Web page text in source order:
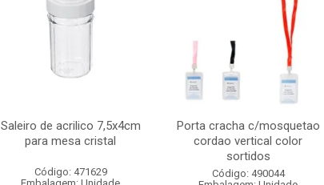
Saleiro de acrilico 7,5x4cm
para mesa cristal
Código: 471629
Porta cracha c/mosquetao
cordao vertical color
sortidos
Código: 490044